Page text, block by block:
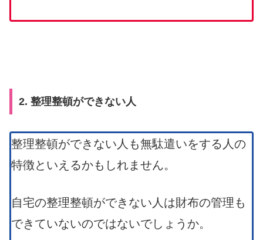
2. 整理整頓ができない人
整理整頓ができない人も無駄遣いをする人の
特徴といえるかもしれません。
自宅の整理整頓ができない人は財布の管理も
できていないのではないでしょうか。